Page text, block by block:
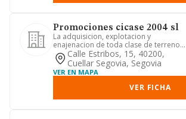
Promociones cicase 2004 sl
La adquisicion, explotacion y
enajenacion de toda clase de terrenos,
tanto rusticos como urbanos, s...
Calle Estribos, 15, 40200,
Cuellar Segovia, Segovia
VER EN MAPA
VER FICHA